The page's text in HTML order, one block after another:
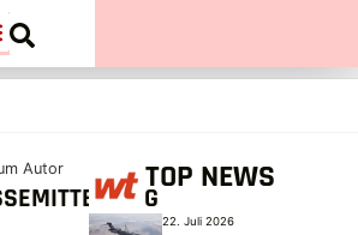
Autor TOP NEWS
22. Juli 2026